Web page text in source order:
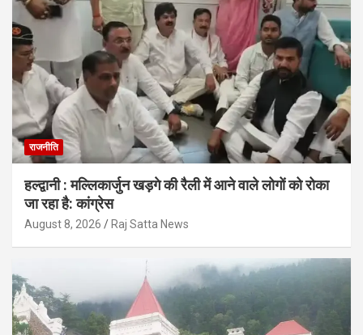
राजनीति
हल्द्वानी : मल्लिकार्जुन खड़गे की रैली में आने वाले लोगों को रोका
जा रहा है: कांग्रेस
August 8, 2026 Raj Satta News